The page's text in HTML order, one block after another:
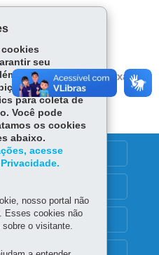
Tw
itt
er
ts
Ap
p
Imprimir Baixar
seu
de cookies do
de vídeos e
para coleta de
Você pode
os cookies
abaixo.
acesse
nosso portal não
Esses cookies não
o visitante.